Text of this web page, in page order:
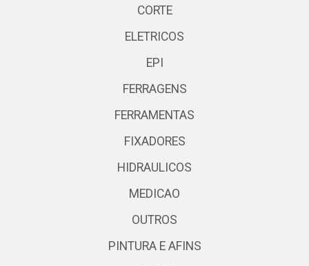
CORTE
ELETRICOS
EPI
FERRAGENS
FERRAMENTAS
FIXADORES
HIDRAULICOS
MEDICAO
OUTROS
PINTURA E AFINS